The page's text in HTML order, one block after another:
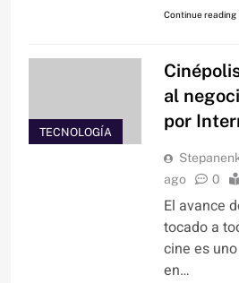
Continue reading
TECNOLOGÍA
al
por
ago
0
El avance
tocado a
cine es
en…